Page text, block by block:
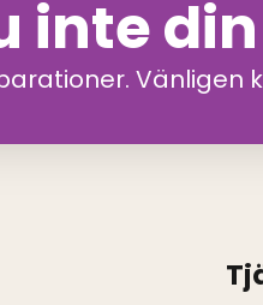
inte
Vänligen